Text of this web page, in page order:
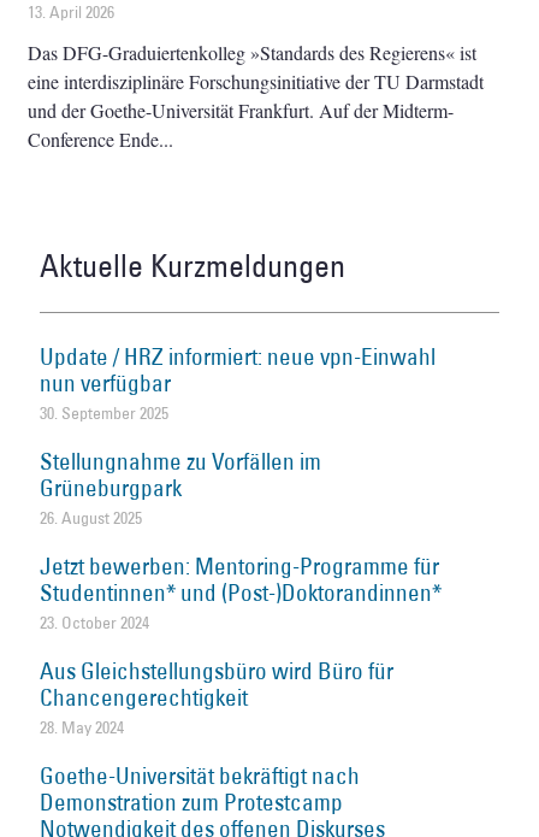
13. April 2026
Das DFG-Graduiertenkolleg »Standards des Regierens« ist
eine interdisziplinäre Forschungsinitiative der TU Darmstadt
und der Goethe-Universität Frankfurt. Auf der Midterm-
Conference Ende
Aktuelle Kurzmeldungen
Update / HRZ informiert: neue vpn-Einwahl
nun verfügbar
30. September 2025
Stellungnahme zu Vorfällen im
Grüneburgpark
26. August 2025
Jetzt bewerben: Mentoring-Programme für
Studentinnen* und (Post-)Doktorandinnen*
23. October 2024
Aus Gleichstellungsbüro wird Büro für
Chancengerechtigkeit
28. May 2024
Goethe-Universität bekräftigt nach
Demonstration zum Protestcamp
Notwendigkeit des offenen Diskurses